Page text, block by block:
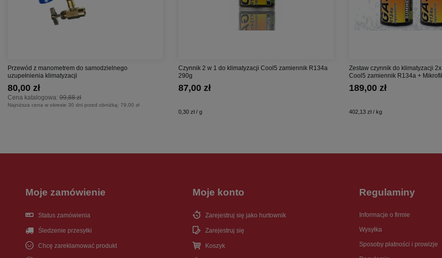
Przewód z manometrem do samodzielnego
uzupełnienia klimatyzacji
Cena katalogowa: 99,88 zł
80,00 zł
Najniższa cena w okresie 30 dni przed obniżką: 79,00 zł
Czynnik 2 w 1 do klimatyzacji Cool5 zamiennik R134a
290g
87,00 zł
0,30 zł / g
Zestaw czynnik do klimatyzacji
Cool5 zamiennik R134a +
189,00 zł
402,13 zł / kg
Moje zamówienie
Status zamówienia
Śledzenie przesyłki
Chcę zareklamować produkt
Moje konto
Zarejestruj się jako hurtownik
Zarejestruj się
Koszyk
Regulaminy
Informacje o firmie
Wysyłka
Sposoby płatności i prowizje